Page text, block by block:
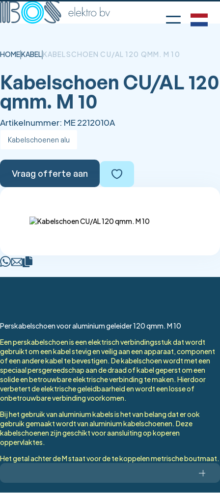
HOMEKABELKABELSCHOEN CU/AL 120 QMM. M 10
Kabelschoen CU/AL 120
qmm. M 10
Artikelnummer: ME 2212010A
Kabelschoenen alu
Vraag offerte aan
Perskabelschoen voor aluminium geleider 120 qmm. M 10
Een perskabelschoen is een elektrisch verbindingsstuk dat wordt
gebruikt om een kabel stevig en veilig aan een apparaat, component
of een andere kabel te bevestigen. De kabelschoen wordt met een
speciaal persgereedschap aan de draad of kabel geperst om een
solide en betrouwbare elektrische verbinding te maken. Hierdoor
verbetert de elektrische geleidbaarheid en wordt een losse of
onbetrouwbare verbinding voorkomen.
Bij het gebruik van aluminium kabels is het van belang dat er ook
gebruik gemaakt wordt van aluminium kabelschoenen. Deze
kabelschoenen zijn geschikt voor aansluiting op koperen
oppervlaktes.
Het getal achter de M staat voor de te koppelen metrische boutmaat.